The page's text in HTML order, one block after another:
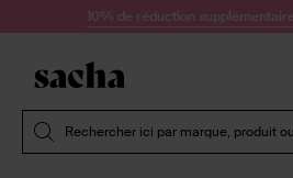
Passer au contenu
10% de réduction
Rechercher ici par marque, produit